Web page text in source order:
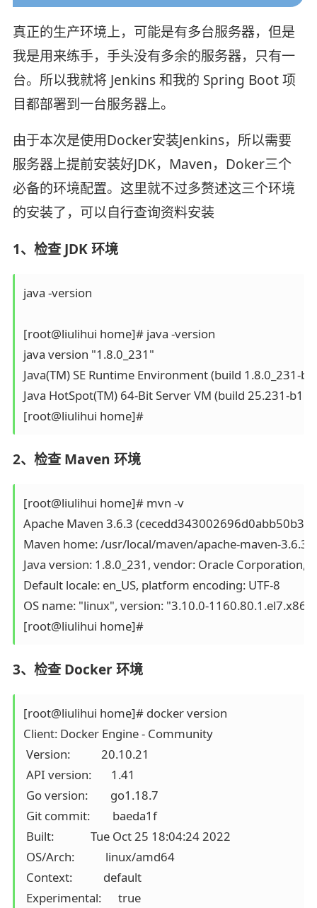
真正的生产环境上，可能是有多台服务器，但是
我是用来练手，手头没有多余的服务器，只有一
台。所以我就将 Jenkins 和我的 Spring Boot 项
目都部署到一台服务器上。
由于本次是使用Docker安装Jenkins，所以需要
服务器上提前安装好JDK，Maven，Doker三个
必备的环境配置。这里就不过多赘述这三个环境
的安装了，可以自行查询资料安装
1、检查 JDK 环境
java -version
[root@liulihui home]# java -version
java version "1.8.0_231"
Java(TM) SE Runtime Environment (build 1.8.0_231-
Java HotSpot(TM) 64-Bit Server VM (build 25.231-
2、检查 Maven 环境
[root@liulihui home]# mvn -v
Apache Maven 3.6.3
Maven home: /usr/local/maven/apache-maven-3.6.3
Java version: 1.8.0_231, vendor: Oracle
Default locale: en_US, platform encoding: UTF-8
OS name: "linux", version: "3.10.0-
3、检查 Docker 环境
[root@liulihui home]# docker version
Client: Docker Engine - Community
Version:           20.10.21
API version:       1.41
Go version:        go1.18.7
Git commit:        baeda1f
Built:             Tue Oct 25 18:04:24 2022
OS/Arch:           linux/amd64
Context:           default
Experimental:      true